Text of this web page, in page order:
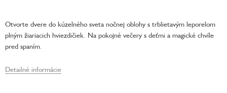
Otvorte dvere do kúzelného sveta nočnej oblohy s trblietavým leporelom
plným žiariacich hviezdičiek. Na pokojné večery s deťmi a magické chvíle
pred spaním.
Detailné informácie